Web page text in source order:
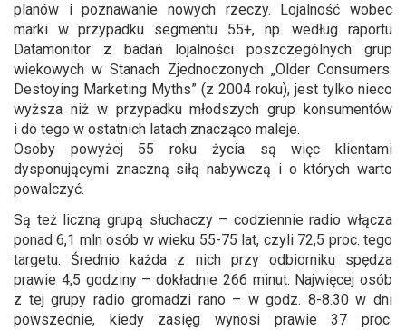
planów i poznawanie nowych rzeczy. Lojalność wobec
marki w przypadku segmentu 55+, np. według raportu
Datamonitor z badań lojalności poszczególnych grup
wiekowych w Stanach Zjednoczonych „Older Consumers:
Destoying Marketing Myths” (z 2004 roku), jest tylko nieco
wyższa niż w przypadku młodszych grup konsumentów
i do tego w ostatnich latach znacząco maleje.
Osoby powyżej 55 roku życia są więc klientami
dysponującymi znaczną siłą nabywczą i o których warto
powalczyć.
Są też liczną grupą słuchaczy – codziennie radio włącza
ponad 6,1 mln osób w wieku 55-75 lat, czyli 72,5 proc. tego
targetu. Średnio każda z nich przy odbiorniku spędza
prawie 4,5 godziny – dokładnie 266 minut. Najwięcej osób
z tej grupy radio gromadzi rano – w godz. 8-8.30 w dni
powszednie, kiedy zasięg wynosi prawie 37 proc.